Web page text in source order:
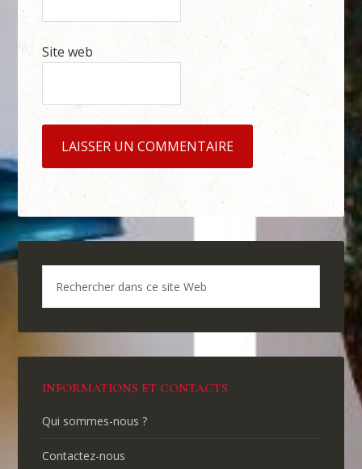
Site web
INFORMATIONS ET CONTACTS
Qui sommes-nous ?
Contactez-nous